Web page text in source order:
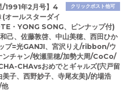
クリックポスト他可
/1991年2月号】4
(オールスターダイ
・YONG SONG、ピンナップ付)
己、佐藤敦啓、中山美穂、西田ひか
プ=光GANJI、宮沢りえ/ribbon/ウ
ンチャン/牧瀬里穂/加勢大周/CoCo/
CHAvsおめでとギャルズ(宍戸留
美子、西野妙子、寺尾友美)/的場浩